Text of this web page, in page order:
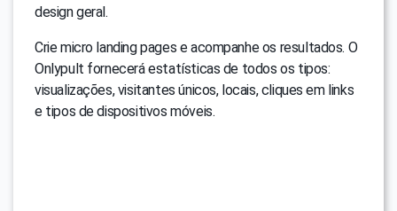
design geral.
Crie micro landing pages e acompanhe os resultados. O
Onlypult fornecerá estatísticas de todos os tipos:
visualizações, visitantes únicos, locais, cliques em links
e tipos de dispositivos móveis.